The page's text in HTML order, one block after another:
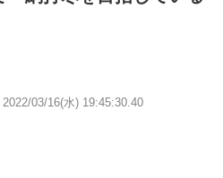
2022/03/16(水) 19:45:30.40